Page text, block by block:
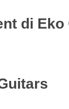
di Eko